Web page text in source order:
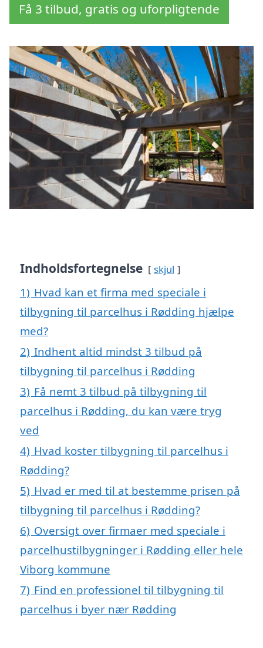
Få 3 tilbud, gratis og uforpligtende
Indholdsfortegnelse skjul
1) Hvad kan et firma med speciale i
tilbygning til parcelhus i Rødding hjælpe
med?
2) Indhent altid mindst 3 tilbud på
tilbygning til parcelhus i Rødding
3) Få nemt 3 tilbud på tilbygning til
parcelhus i Rødding, du kan være tryg
ved
4) Hvad koster tilbygning til parcelhus i
Rødding?
5) Hvad er med til at bestemme prisen på
tilbygning til parcelhus i Rødding?
6) Oversigt over firmaer med speciale i
parcelhustilbygninger i Rødding eller hele
Viborg kommune
7) Find en professionel til tilbygning til
parcelhus i byer nær Rødding